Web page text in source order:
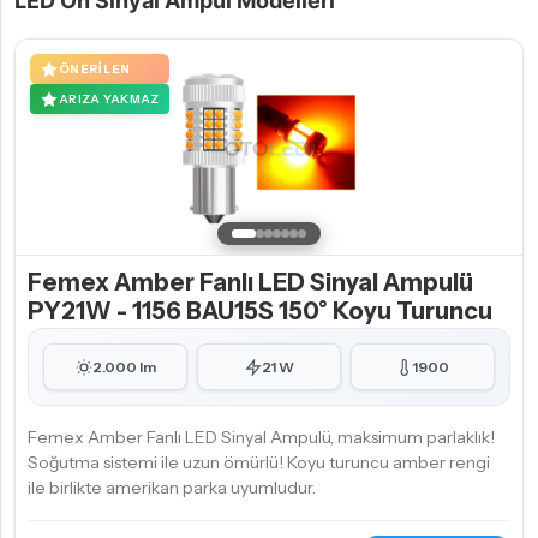
ÖNERILEN
ARIZA YAKMAZ
Femex Amber Fanlı LED Sinyal Ampulü
PY21W - 1156 BAU15S 150° Koyu Turuncu
2.000 lm 21 W 1900
Femex Amber Fanlı LED Sinyal Ampulü, maksimum parlaklık!
Soğutma sistemi ile uzun ömürlü! Koyu turuncu amber rengi
ile birlikte amerikan parka uyumludur.